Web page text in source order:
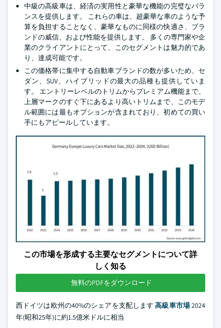
中級の高級車は、経済の実用性と豪華な機能の完璧なバラ
ンスを提供します。 これらの車は、超豪華な車のような予
算を負担することなく、豪華なものに同様の快適さ、ブラ
ンドの威信、および性能を提供します。 多くの専門家や企
業のクライアントにとって、このセグメントは魅力的であ
り、達成可能です。
この価格帯に集中する自動車ブランドの数が多いため、セ
ダン、SUV、ハイブリッドの最大の品種も提供していま
す。 エントリーレベルのトリムからプレミアム機能まで、
上層マークのすぐ下にあるより高いトリムまで、このモデ
ル範囲には最もオプションが含まれており、初めての買い
手にもアピールしています。
この市場を形成する主要なセグメントについて詳
しく知る
無料のPDFをダウンロード
西ドイツは欧州の40%のシェアを支配します高級車市場2024
年(昭和25年)に約1.5億米ドルに相当